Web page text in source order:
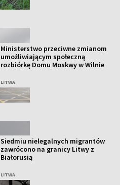
Ministerstwo przeciwne zmianom
umożliwiającym społeczną
rozbiórkę Domu Moskwy w Wilnie
LITWA
Siedmiu nielegalnych migrantów
zawrócono na granicy Litwy z
Białorusią
LITWA